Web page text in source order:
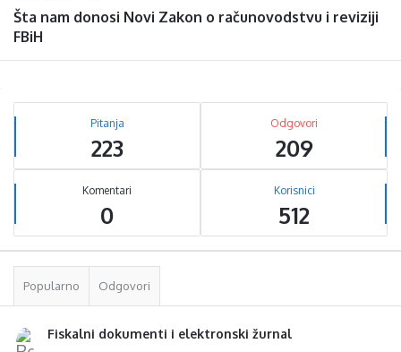
Šta nam donosi Novi Zakon o računovodstvu i reviziji
FBiH
Sidebar
Stats Pitanja
223
Odgovori
209
Komentari
0
Korisnici
512
Popularno Odgovori
Fiskalni dokumenti i elektronski žurnal